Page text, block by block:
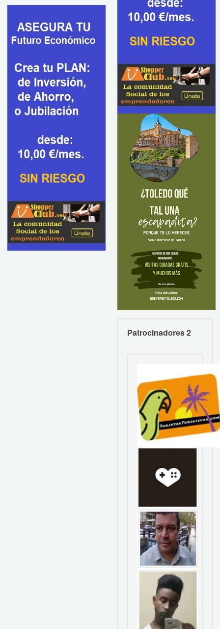
Patrocinadores 2